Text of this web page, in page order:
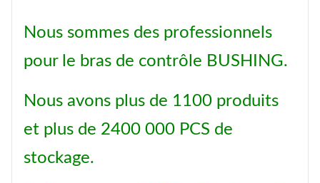
Nous sommes des professionnels
pour le bras de contrôle BUSHING.
Nous avons plus de 1100 produits
et plus de 2400 000 PCS de
stockage.